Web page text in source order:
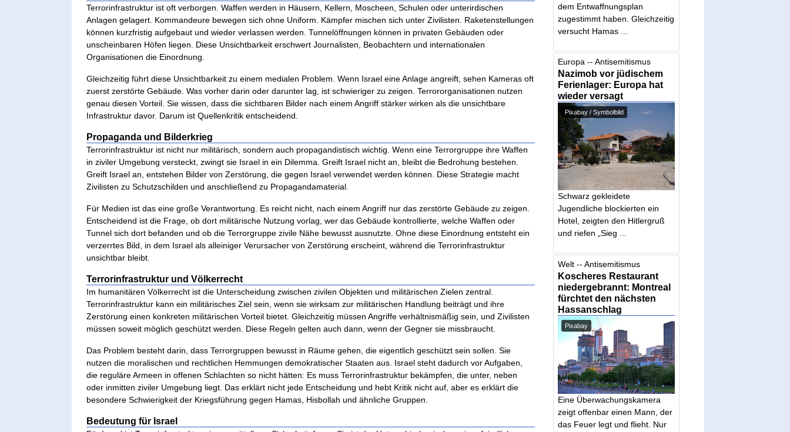
Terrorinfrastruktur ist oft verborgen. Waffen werden in Häusern, Kellern, Moscheen, Schulen oder unterirdischen
Anlagen gelagert. Kommandeure bewegen sich ohne Uniform. Kämpfer mischen sich unter Zivilisten. Raketenstellungen
können kurzfristig aufgebaut und wieder verlassen werden. Tunnelöffnungen können in privaten Gebäuden oder
unscheinbaren Höfen liegen. Diese Unsichtbarkeit erschwert Journalisten, Beobachtern und internationalen
Organisationen die Einordnung.
Gleichzeitig führt diese Unsichtbarkeit zu einem medialen Problem. Wenn Israel eine Anlage angreift, sehen Kameras oft
zuerst zerstörte Gebäude. Was vorher darin oder darunter lag, ist schwieriger zu zeigen. Terrororganisationen nutzen
genau diesen Vorteil. Sie wissen, dass die sichtbaren Bilder nach einem Angriff stärker wirken als die unsichtbare
Infrastruktur davor. Darum ist Quellenkritik entscheidend.
Propaganda und Bilderkrieg
Terrorinfrastruktur ist nicht nur militärisch, sondern auch propagandistisch wichtig. Wenn eine Terrorgruppe ihre Waffen
in ziviler Umgebung versteckt, zwingt sie Israel in ein Dilemma. Greift Israel nicht an, bleibt die Bedrohung bestehen.
Greift Israel an, entstehen Bilder von Zerstörung, die gegen Israel verwendet werden können. Diese Strategie macht
Zivilisten zu Schutzschilden und anschließend zu Propagandamaterial.
Für Medien ist das eine große Verantwortung. Es reicht nicht, nach einem Angriff nur das zerstörte Gebäude zu zeigen.
Entscheidend ist die Frage, ob dort militärische Nutzung vorlag, wer das Gebäude kontrollierte, welche Waffen oder
Tunnel sich dort befanden und ob die Terrorgruppe zivile Nähe bewusst ausnutzte. Ohne diese Einordnung entsteht ein
verzerrtes Bild, in dem Israel als alleiniger Verursacher von Zerstörung erscheint, während die Terrorinfrastruktur
unsichtbar bleibt.
Terrorinfrastruktur und Völkerrecht
Im humanitären Völkerrecht ist die Unterscheidung zwischen zivilen Objekten und militärischen Zielen zentral.
Terrorinfrastruktur kann ein militärisches Ziel sein, wenn sie wirksam zur militärischen Handlung beiträgt und ihre
Zerstörung einen konkreten militärischen Vorteil bietet. Gleichzeitig müssen Angriffe verhältnismäßig sein, und Zivilisten
müssen soweit möglich geschützt werden. Diese Regeln gelten auch dann, wenn der Gegner sie missbraucht.
Das Problem besteht darin, dass Terrorgruppen bewusst in Räume gehen, die eigentlich geschützt sein sollen. Sie
nutzen die moralischen und rechtlichen Hemmungen demokratischer Staaten aus. Israel steht dadurch vor Aufgaben,
die reguläre Armeen in offenen Schlachten so nicht hätten: Es muss Terrorinfrastruktur bekämpfen, die unter, neben
oder inmitten ziviler Umgebung liegt. Das erklärt nicht jede Entscheidung und hebt Kritik nicht auf, aber es erklärt die
besondere Schwierigkeit der Kriegsführung gegen Hamas, Hisbollah und ähnliche Gruppen.
Bedeutung für Israel
dem Entwaffnungsplan
zugestimmt haben. Gleichzeitig
versucht Hamas ...
Europa -- Antisemitismus
Nazimob vor jüdischem
Ferienlager: Europa hat
wieder versagt
Pixabay / Symbolbild
Schwarz gekleidete
Jugendliche blockierten ein
Hotel, zeigten den Hitlergruß
und riefen „Sieg ...
Welt -- Antisemitismus
Koscheres Restaurant
niedergebrannt: Montreal
fürchtet den nächsten
Hassanschlag
Pixabay
Eine Überwachungskamera
zeigt offenbar einen Mann, der
das Feuer legt und flieht. Nur